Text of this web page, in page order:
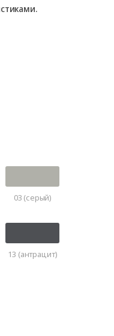
03 (серый)
13 (антрацит)